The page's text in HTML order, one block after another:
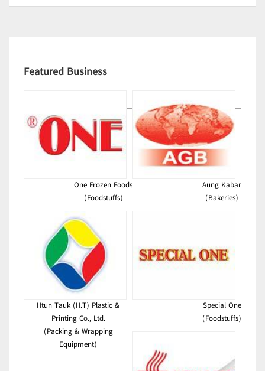
Featured Business
One Frozen Foods
(Foodstuffs)
Aung Kabar
(Bakeries)
Htun Tauk (H.T) Plastic &
Printing Co., Ltd.
(Packing & Wrapping
Equipment)
Special One
(Foodstuffs)